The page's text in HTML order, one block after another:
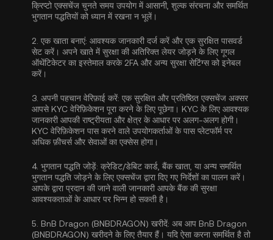
क्रिप्टो एक्सचेंज चुनते समय उपयोग में आसानी, शुल्क संरचना और समर्थित
भुगतान पद्धतियों को ध्यान में रखना न भूलें।
2. एक खाता बनाएं: आवश्यक जानकारी दर्ज करें और एक सुरक्षित पासवर्ड
सेट करें। अपने खाते में सुरक्षा की अतिरिक्त लेयर जोड़ने के लिए गूगल
ऑथेंटिकेटर का इस्तेमाल करके 2FA और अन्य सुरक्षा सेटिंग्स को इनेबल
करें।
3. अपनी पहचान वेरिफ़ाई करें: एक सुरक्षित और प्रतिष्ठित एक्सचेंज अक्सर
आपसेKYC वेरिफ़िकेशन पूरा करने के लिए पूछेगा। KYC के लिए आवश्यक
जानकारी आपकी राष्ट्रीयता और क्षेत्र के आधार पर अलग-अलग होगी।
KYC वेरिफ़िकेशन पास करने वाले उपयोगकर्ताओं के पास प्लेटफॉर्म पर
अधिक फ़ीचर्स और सेवाओं का एक्सेस होगा।
4. भुगतान पद्धति जोड़ें: क्रेडिट/डेबिट कार्ड, बैंक खाता, या अन्य समर्थित
भुगतान पद्धति जोड़ने के लिए एक्सचेंज द्वारा दिए गए निर्देशों का पालन करें।
आपके द्वारा प्रदान की जाने वाली जानकारी आपके बैंक की सुरक्षा
आवश्यकताओं के आधार पर भिन्न हो सकती है।
5. BnB Dragon (BNBDRAGON) खरीदें: अब आप BnB Dragon
(BNBDRAGON) खरीदने के लिए तैयार हैं। यदि ऐसा करना समर्थित है तो